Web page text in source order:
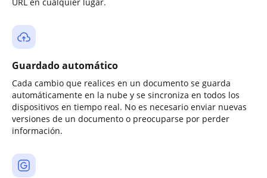
Guardado automático
Cada cambio que realices en un documento se guarda
automáticamente en la nube y se sincroniza en todos los
dispositivos en tiempo real. No es necesario enviar nuevas
versiones de un documento o preocuparse por perder
información.